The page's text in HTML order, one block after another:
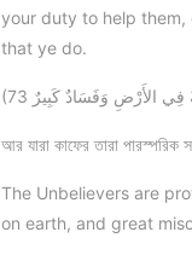
your duty to help them,
that ye do.
فِي الأَرْضِ وَفَسَادٌ كَبِيرٌ
আর যারা কাফের তারা পারস্পরিক
The Unbelievers are
on earth, and great